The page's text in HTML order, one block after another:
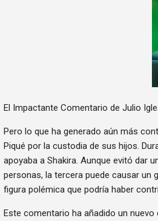
El Impactante Comentario de Julio
Pero lo que ha generado aún más
Piqué por la custodia de sus hijos.
apoyaba a Shakira. Aunque evitó dar
personas, la tercera puede causar un
figura polémica que podría haber
Este comentario ha añadido un